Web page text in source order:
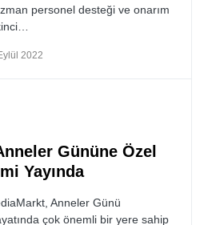
personel desteği ve onarım
2022
Gününe Özel
Yayında
Anneler Günü
çok önemli bir yere sahip